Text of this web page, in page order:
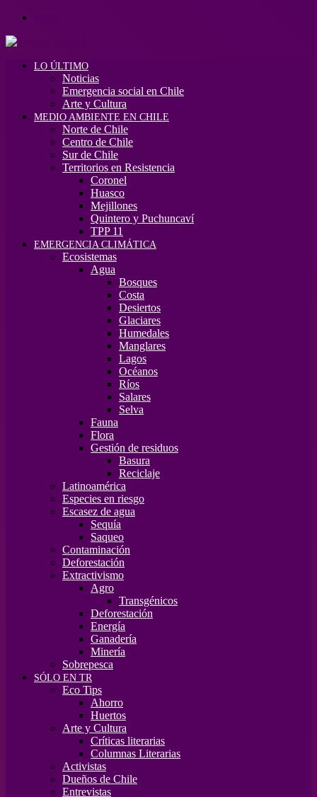
LO ÚLTIMO
Noticias
Emergencia social en Chile
Arte y Cultura
MEDIO AMBIENTE EN CHILE
Norte de Chile
Centro de Chile
Sur de Chile
Territorios en Resistencia
Coronel
Huasco
Mejillones
Quintero y Puchuncaví
TPP 11
EMERGENCIA CLIMÁTICA
Ecosistemas
Agua
Bosques
Costa
Desiertos
Glaciares
Humedales
Manglares
Lagos
Océanos
Ríos
Salares
Selva
Fauna
Flora
Gestión de residuos
Basura
Reciclaje
Latinoamérica
Especies en riesgo
Escasez de agua
Sequía
Saqueo
Contaminación
Deforestación
Extractivismo
Agro
Transgénicos
Deforestación
Energía
Ganadería
Minería
Sobrepesca
SÓLO EN TR
Eco Tips
Ahorro
Huertos
Arte y Cultura
Críticas literarias
Columnas Literarias
Activistas
Dueños de Chile
Entrevistas